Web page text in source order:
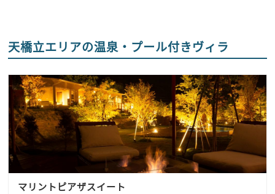
天橋立エリアの温泉・プール付きヴィラ
マリントピアザスイート